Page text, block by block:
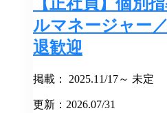
【正社員】個別
ルマネージャー
退歓迎
掲載： 2025.11/17～ 未定
更新：2026.07/31